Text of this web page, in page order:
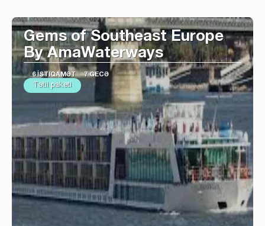
Gems of Southeast Europe
By AmaWaterways
6 İSTIQAMƏT 7 GECƏ
Tətil paketi